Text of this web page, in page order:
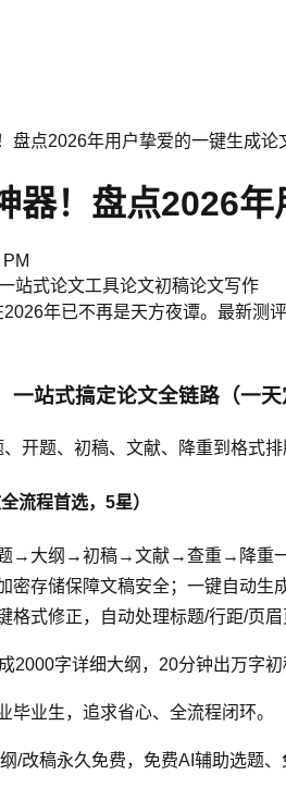
盘点2026年用户挚爱的一键生成论
器！盘点2026
站式论文工具论文初稿论文写作
年已不再是天方夜谭。最新测
一站式搞定论文全链路（一天
开题、初稿、文献、降重到格式
流程首选，5星）
→大纲→初稿→文献→查重→降重一
密存储保障文稿安全；一键自动
格式修正，自动处理标题/行距/页
2000字详细大纲，20分钟出万字初
毕业生，追求省心、全流程闭环。
/改稿永久免费，免费AI辅助选题